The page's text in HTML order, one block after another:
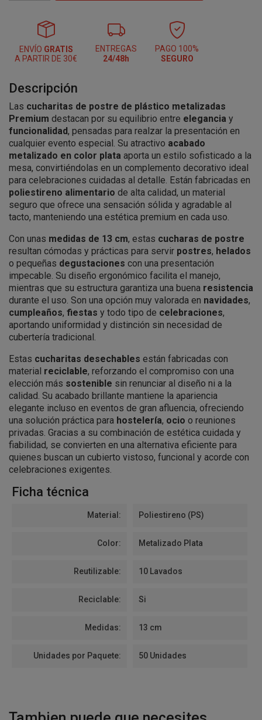
ENVÍO GRATIS
A PARTIR DE 30€
ENTREGAS
24/48h
PAGO 100%
SEGURO
Descripción
Las cucharitas de postre de plástico metalizadas
Premium destacan por su equilibrio entre elegancia y
funcionalidad, pensadas para realzar la presentación en
cualquier evento especial. Su atractivo acabado
metalizado en color plata aporta un estilo sofisticado a la
mesa, convirtiéndolas en un complemento decorativo ideal
para celebraciones cuidadas al detalle. Están fabricadas en
poliestireno alimentario de alta calidad, un material
seguro que ofrece una sensación sólida y agradable al
tacto, manteniendo una estética premium en cada uso.
Con unas medidas de 13 cm, estas cucharas de postre
resultan cómodas y prácticas para servir postres, helados
o pequeñas degustaciones con una presentación
impecable. Su diseño ergonómico facilita el manejo,
mientras que su estructura garantiza una buena resistencia
durante el uso. Son una opción muy valorada en navidades,
cumpleaños, fiestas y todo tipo de celebraciones,
aportando uniformidad y distinción sin necesidad de
cubertería tradicional.
Estas cucharitas desechables están fabricadas con
material reciclable, reforzando el compromiso con una
elección más sostenible sin renunciar al diseño ni a la
calidad. Su acabado brillante mantiene la apariencia
elegante incluso en eventos de gran afluencia, ofreciendo
una solución práctica para hostelería, ocio o reuniones
privadas. Gracias a su combinación de estética cuidada y
fiabilidad, se convierten en una alternativa eficiente para
quienes buscan un cubierto vistoso, funcional y acorde con
celebraciones exigentes.
Ficha técnica
Material: Poliestireno (PS)
Color: Metalizado Plata
Reutilizable: 10 Lavados
Reciclable: Si
Medidas: 13 cm
Unidades por Paquete: 50 Unidades